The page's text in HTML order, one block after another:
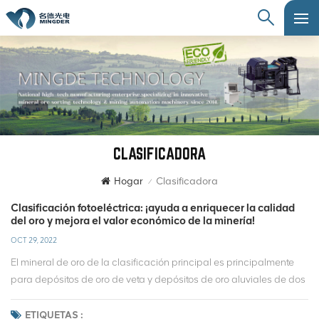
CLASIFICADORA
Hogar / Clasificadora
Clasificación fotoeléctrica: ¡ayuda a enriquecer la calidad
del oro y mejora el valor económico de la minería!
OCT 29, 2022
El mineral de oro de la clasificación principal es principalmente
para depósitos de oro de veta y depósitos de oro aluviales de dos
tipos, cuyo mineral de oro de veta es el caso principal de acción
geológica interna, principalmente por acción volcánica,
ETIQUETAS :